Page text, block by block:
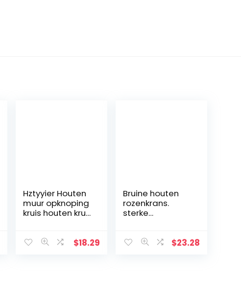
Hztyyier Houten
muur opknoping
kruis houten kruis
kruis, Jezus
$18.29
Bruine houten
rozenkrans.
sterke
houten
$23.28